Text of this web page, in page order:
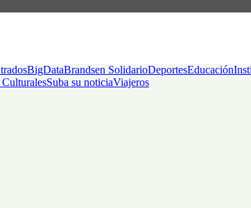
BigDataBrandsen SolidarioDeportesEducación
CulturalesSuba su noticiaViajeros